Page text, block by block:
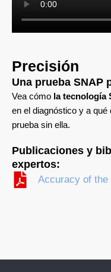
Precisión
Una prueba SNAP
Vea cómo la tecnología
en el diagnóstico y a
prueba sin ella.
Publicaciones y
expertos:
Accuracy of the